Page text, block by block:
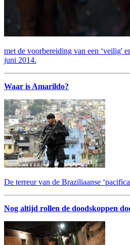
met de voorbereiding van een ‘veilig'
juni 2014.
Waar is Amarildo?
De terreur van de Braziliaanse
Nog altijd rollen de doodskoppen